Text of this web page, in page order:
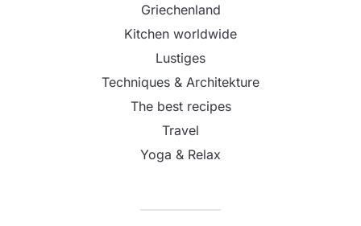
Griechenland
Kitchen worldwide
Lustiges
Techniques & Architekture
The best recipes
Travel
Yoga & Relax